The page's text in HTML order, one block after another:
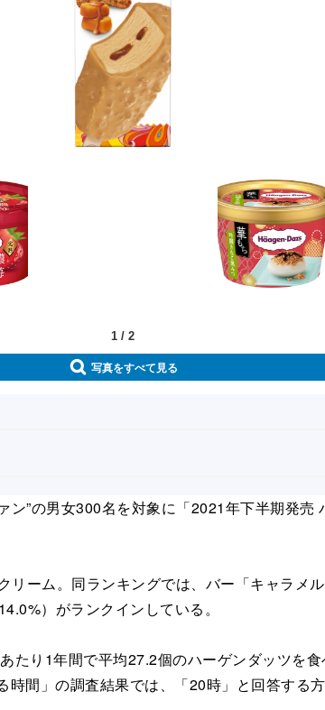
1 / 2
写真をすべて見る
”の男女300名を対象に「2021年下半期発
ーム。同ランキングでは、バー「キャラメ
）がランクインしている。
り1年間で平均27.2個のハーゲンダッツを
間」の調査結果では、「20時」と回答する